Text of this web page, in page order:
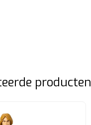
producten